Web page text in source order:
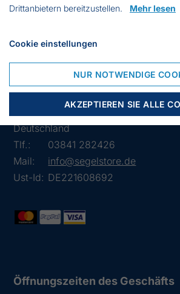
3580 Braun
Lübsche Str. 32
23966 Wismar
Deutschland
Tlf.:
03841 282426
Mail:
info@segelstore.de
Ust-Id: DE221608692
Öffnungszeiten des Geschäfts
Drittanbietern bereitzustellen. Mehr lesen
Cookie einstellungen
NUR NOTWENDIGE
AKZEPTIEREN SIE ALLE